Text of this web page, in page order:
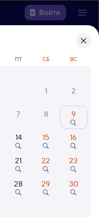
Войти
найти
Москва
ПТ СБ ВС
1
2
7 8 9
14 15 16
21 22 23
28 29 30